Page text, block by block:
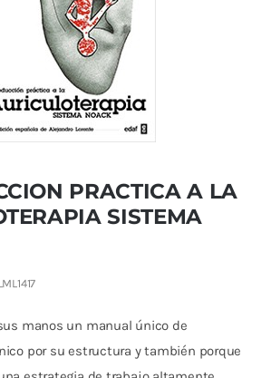
PRACTICA A LA
SISTEMA
manos un manual único de
por su estructura y también porque